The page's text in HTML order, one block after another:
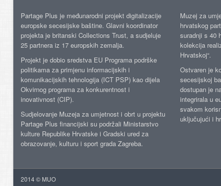
Partage Plus je međunarodni projekt digitalizacije
europske secesijske baštine. Glavni koordinator
projekta je britanski Collections Trust, a sudjeluje
25 partnera iz 17 europskih zemalja.
Projekt je dobio sredstva EU Programa podrške
politikama za primjenu informacijskih i
komunikacijskih tehnologija (ICT PSP) kao dijela
Okvirnog programa za konkurentnost i
inovativnost (CIP).
Sudjelovanje Muzeja za umjetnost i obrt u projektu
Partage Plus financijski su podržali Ministarstvo
kulture Republike Hrvatske i Gradski ured za
obrazovanje, kulturu i sport grada Zagreba.
Muzej za
hrvatskog
suradnji s 40
kolekcija
Hrvatskoj“.
Ostvaren je
secesijskoj
dostupan je
integrirala u
svakom
uključujući i
2014 © MUO